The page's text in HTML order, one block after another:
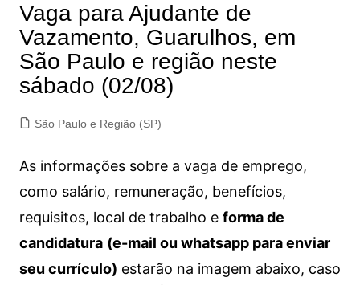
Vaga para Ajudante de
Vazamento, Guarulhos, em
São Paulo e região neste
sábado (02/08)
São Paulo e Região (SP)
As informações sobre a vaga de emprego,
como salário, remuneração, benefícios,
requisitos, local de trabalho e forma de
candidatura (e-mail ou whatsapp para enviar
seu currículo) estarão na imagem abaixo, caso